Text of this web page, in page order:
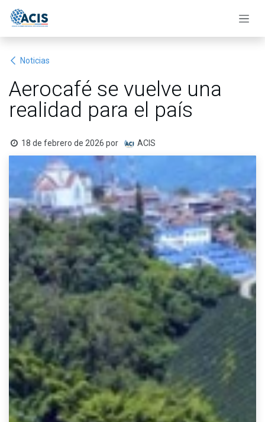
Noticias
Aerocafé se vuelve una
realidad para el país
18 de febrero de 2026 por ACIS